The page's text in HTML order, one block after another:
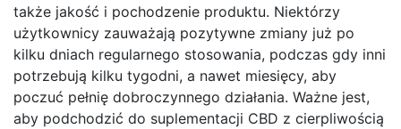
także jakość i pochodzenie produktu. Niektórzy
użytkownicy zauważają pozytywne zmiany już po
kilku dniach regularnego stosowania, podczas gdy inni
potrzebują kilku tygodni, a nawet miesięcy, aby
poczuć pełnię dobroczynnego działania. Ważne jest,
aby podchodzić do suplementacji CBD z cierpliwością